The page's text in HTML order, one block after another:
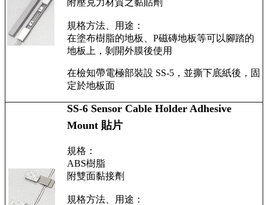
規格方法、用途：
在塗布樹脂的地板、P磁磚地板等可以腳踏的
地板上，剝開外膜後使用
在檢知帶電極部裝設 SS-5，並撕下底紙後，固
定於地板面
SS-6 Sensor Cable Holder Adhesive
Mount 貼片
規格：
ABS樹脂
附雙面黏接劑
規格方法、用途：